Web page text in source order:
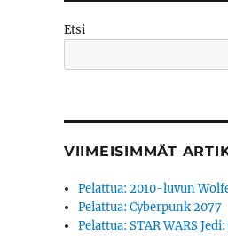
Etsi
VIIMEISIMMÄT
Pelattua: 2010-luvun
Pelattua: Cyberpunk 2077
Pelattua: STAR WARS